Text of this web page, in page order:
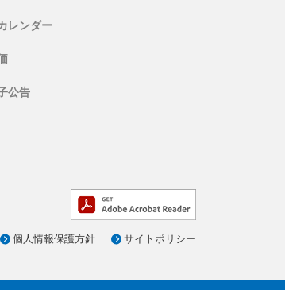
レンダー
公告
個人情報保護方針 サイトポリシー